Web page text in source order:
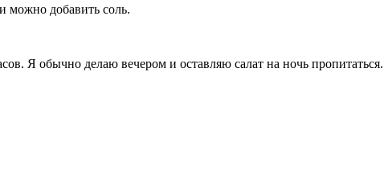
можно добавить соль.
Я обычно делаю вечером и оставляю салат на ночь пропитаться.